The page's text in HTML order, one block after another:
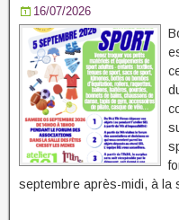
16/07/2026
septembre après-midi, à